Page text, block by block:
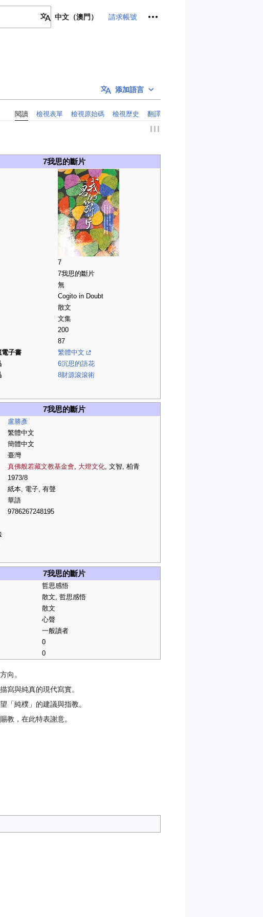
中文（澳門） 請求帳號 個人工具
添加語言
閱讀 檢視表單 檢視原始碼 檢視歷史 翻譯
7我思的斷片
7
7我思的斷片
無
Cogito in Doubt
散文
文集
200
87
電子書
繁體中文
6沉思的語花
8財源滾滾術
7我思的斷片
盧勝彥
繁體中文
簡體中文
臺灣
真佛般若藏文教基金會, 大燈文化, 文智, 柏青
1973/8
紙本, 電子, 有聲
華語
9786267248195
7我思的斷片
哲思感悟
散文, 哲思感悟
散文
心聲
一般讀者
0
0
向。
寫與純真的現代寫實。
「純樸」的建議與指教。
教，在此特表謝意。